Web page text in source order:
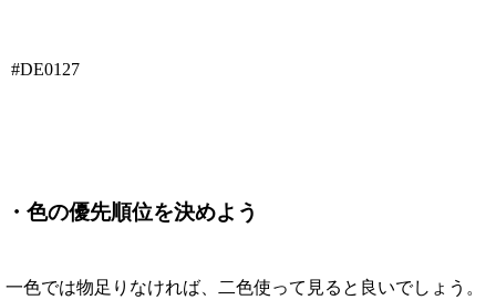
#DE0127
・色の優先順位を決めよう
一色では物足りなければ、二色使って見ると良いでしょう。